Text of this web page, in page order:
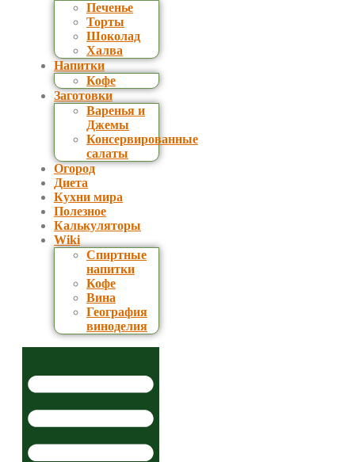
Печенье
Торты
Шоколад
Халва
Напитки
Кофе
Заготовки
Варенья и
Джемы
Консервированные
салаты
Огород
Диета
Кухни мира
Полезное
Калькуляторы
Wiki
Спиртные
напитки
Кофе
Вина
География
виноделия